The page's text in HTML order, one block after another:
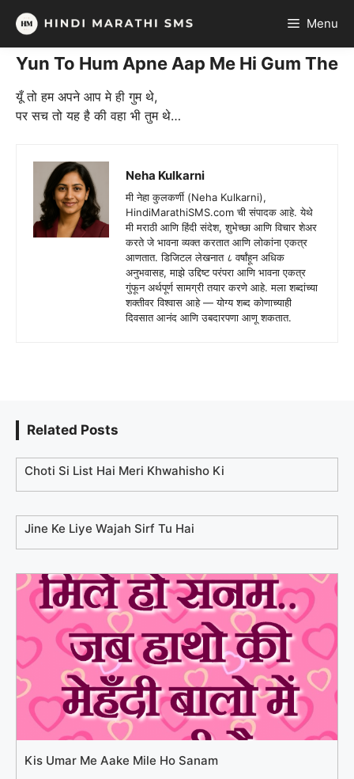
Skip
content
Menu
Yun To Hum Apne Aap Me Hi Gum The
यूँ तो हम अपने आप मे ही गुम थे,
पर सच तो यह है की वहा भी तुम थे…
Neha Kulkarni
मी नेहा कुलकर्णी (Neha Kulkarni),
HindiMarathiSMS.com ची संपादक आहे. येथे
मी मराठी आणि हिंदी संदेश, शुभेच्छा आणि विचार शेअर
करते जे भावना व्यक्त करतात आणि लोकांना एकत्र
आणतात. डिजिटल लेखनात ८ वर्षांहून अधिक
अनुभवासह, माझे उद्दिष्ट परंपरा आणि भावना एकत्र
गुंफून अर्थपूर्ण सामग्री तयार करणे आहे. मला शब्दांच्या
शक्तीवर विश्वास आहे — योग्य शब्द कोणाच्याही
दिवसात आनंद आणि उबदारपणा आणू शकतात.
Related Posts
Choti Si List Hai Meri Khwahisho Ki
Jine Ke Liye Wajah Sirf Tu Hai
Kis Umar Me Aake Mile Ho Sanam